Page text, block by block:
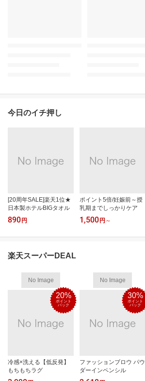
今日のイチ押し
[20周年SALE]楽天1位★
日本製ホテルBIGタオル
890 円
ポイント5倍/妊娠前～授
乳期までしっかりケア
1,500 円 ～
楽天スーパーDEAL
No Image
20%
ポイント
バック
冷感×洗える【低反発】
もちもちラグ
No Image
30%
ポイント
バック
ファッションブロウ パウ
ダーインペンシル